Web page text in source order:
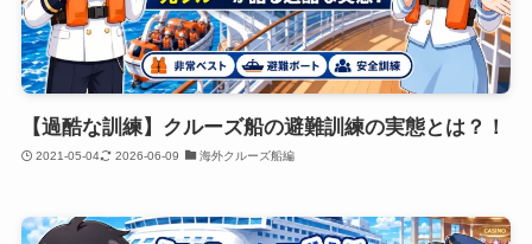
【過酷な訓練】クルーズ船の避難訓練の実態とは？！
2021-05-04 2026-06-09 海外クルーズ船編